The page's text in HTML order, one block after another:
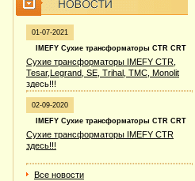
01-07-2021
IMEFY Сухие трансформаторы CTR CRT
Сухие трансформаторы IMEFY CTR,
Tesar,Legrand, SE, Trihal, TMC, Monolit
здесь!!!
02-09-2020
IMEFY Сухие трансформаторы CTR CRT
Сухие трансформаторы IMEFY CTR
здесь!!!
Все новости